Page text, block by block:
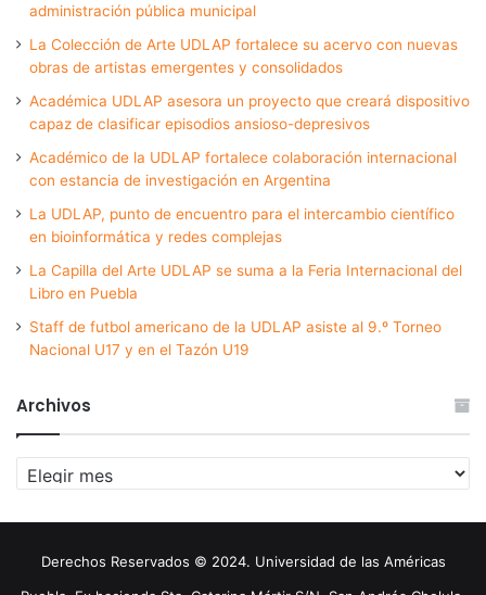
administración pública municipal
La Colección de Arte UDLAP fortalece su acervo con nuevas
obras de artistas emergentes y consolidados
Académica UDLAP asesora un proyecto que creará dispositivo
capaz de clasificar episodios ansioso-depresivos
Académico de la UDLAP fortalece colaboración internacional
con estancia de investigación en Argentina
La UDLAP, punto de encuentro para el intercambio científico
en bioinformática y redes complejas
La Capilla del Arte UDLAP se suma a la Feria Internacional del
Libro en Puebla
Staff de futbol americano de la UDLAP asiste al 9.º Torneo
Nacional U17 y en el Tazón U19
Archivos
Archivos
Derechos Reservados © 2024. Universidad de las Américas